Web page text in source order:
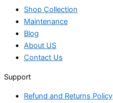
Shop Collection
Maintenance
Blog
About US
Contact Us
Support
Refund and Returns Policy